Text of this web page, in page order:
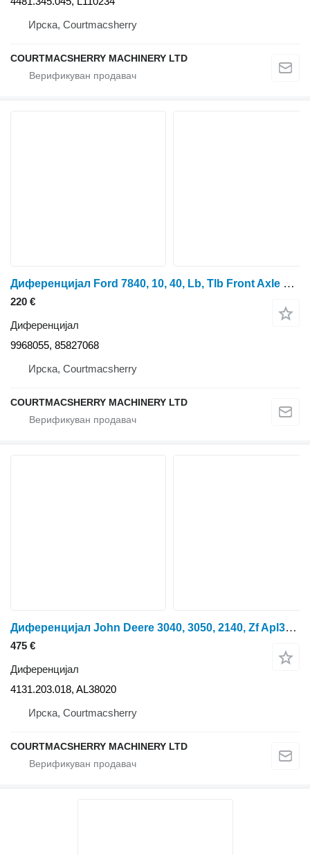
Ирска, Courtmacsherry
COURTMACSHERRY MACHINERY LTD
Диференцијал Ford 7840, 10, 40, Lb, Tlb Front Axle Differential Box Assy 9968055, за тркала трактор Ford 655, 655A, 555B, 655C, 445C, 555C, 445D, 575D, 555D, 655D, 555E, 575E, 655E, 555A, 250C, 345C, 454C, 345D, 545D, 675D, 675E, 555
220 €
Диференцијал
9968055, 85827068
Ирска, Courtmacsherry
COURTMACSHERRY MACHINERY LTD
Диференцијал John Deere 3040, 3050, 2140, Zf Apl345/350 Front Differential Complete Al38 4131.203.018 за тркала трактор
475 €
Диференцијал
4131.203.018, AL38020
Ирска, Courtmacsherry
COURTMACSHERRY MACHINERY LTD